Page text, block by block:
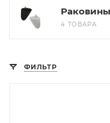
4 ТОВАРА
ФИЛЬТР